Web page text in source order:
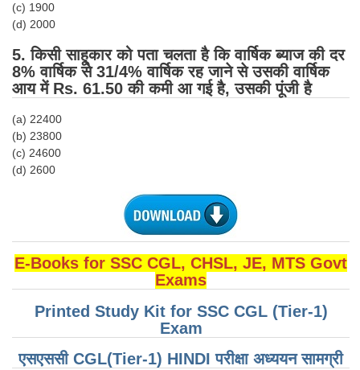
CHSL Exam Resources
CHSL Study Notes
EXAMS
Stenographers Grade 'C&D'
SSC Junior Engineers (J.E.)
Junior Hindi Translators (JHT)
Delhi Police Constables
FCI Exam
CAPF / Delhi Police - SI (CPO)
SSC Exam Vacancies
(c) 1900
(d) 2000
5. किसी साहूकार को पता चलता है कि वार्षिक ब्याज की दर
8% वार्षिक से 31/4% वार्षिक रह जाने से उसकी वार्षिक
आय में Rs. 61.50 की कमी आ गई है, उसकी पूंजी है
(a) 22400
(b) 23800
(c) 24600
(d) 2600
E-Books for SSC CGL, CHSL, JE, MTS Govt
Exams
Printed Study Kit for SSC CGL (Tier-1)
Exam
एसएससी CGL(Tier-1) HINDI परीक्षा ​​अध्ययन सामग्री